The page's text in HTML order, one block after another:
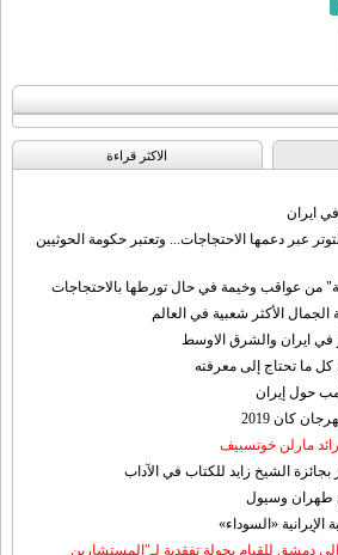
الاکثر قراءة
ايران
عبر دعمها الاحتجاجات... وتعتبر حكومة الحوثيين
من عواقب وخيمة في حال تورطها بالاحتجاجات
الأكثر شعبية في العالم
في ايران والشرق الاوسط
كل ما تحتاج إلى معرفته
حول إيران
مارلن خوتسييف
الشيخ زايد للكتاب في الآداب
طهران وسيول
«السوداء»
دمشق للقيام بجولة تفقدية لـ"المستشارين